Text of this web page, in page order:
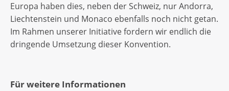
Europa haben dies, neben der Schweiz, nur Andorra,
Liechtenstein und Monaco ebenfalls noch nicht getan.
Im Rahmen unserer Initiative fordern wir endlich die
dringende Umsetzung dieser Konvention.
Für weitere Informationen